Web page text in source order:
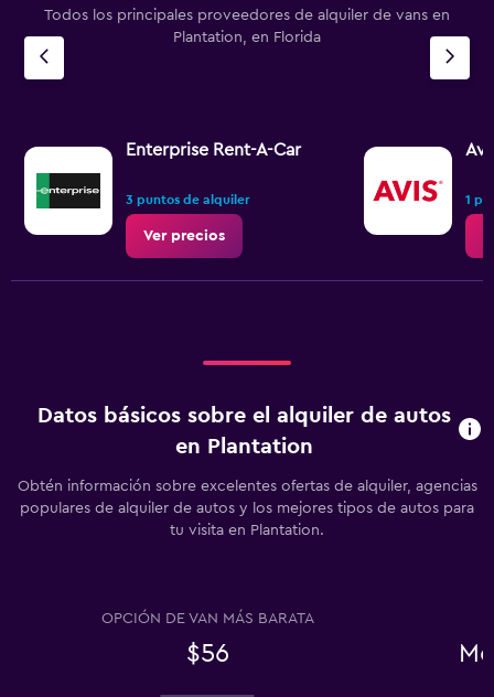
Todos los principales proveedores de alquiler de vans en
Plantation, en Florida
Enterprise Rent-A-Car
3 puntos de alquiler
Ver precios
1
Datos básicos sobre el alquiler de autos
en Plantation
Obtén información sobre excelentes ofertas de alquiler, agencias
populares de alquiler de autos y los mejores tipos de autos para
tu visita en Plantation.
OPCIÓN DE VAN MÁS BARATA
$56